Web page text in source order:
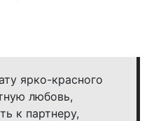
ярко-красного
любовь,
к партнеру,